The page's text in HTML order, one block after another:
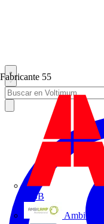
Fabricante 55
ABB
Ambilamp